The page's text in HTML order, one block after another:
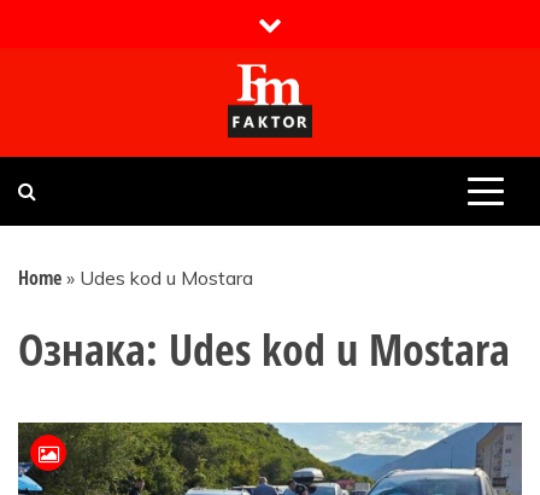
Faktor magazin
Uvijek presudan
Home » Udes kod u Mostara
Ознака: Udes kod u Mostara